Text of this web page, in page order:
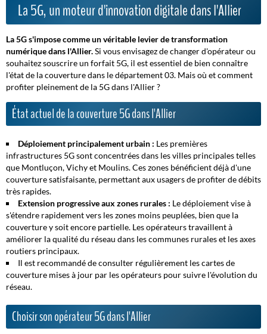
La 5G, un moteur d'innovation digitale dans l'Allier
La 5G s'impose comme un véritable levier de transformation
numérique dans l'Allier.Si vous envisagez de changer d'opérateur ou
souhaitez souscrire un forfait 5G, il est essentiel de bien connaître
l'état de la couverture dans le département 03. Mais où et comment
profiter pleinement de la 5G dans l'Allier ?
État actuel de la couverture 5G dans l'Allier
Déploiement principalement urbain : Les premières
infrastructures 5G sont concentrées dans les villes principales telles
que Montluçon, Vichy et Moulins. Ces zones bénéficient déjà d'une
couverture satisfaisante, permettant aux usagers de profiter de débits
très rapides.
Extension progressive aux zones rurales : Le déploiement vise à
s'étendre rapidement vers les zones moins peuplées, bien que la
couverture y soit encore partielle. Les opérateurs travaillent à
améliorer la qualité du réseau dans les communes rurales et les axes
routiers principaux.
Il est recommandé de consulter régulièrement les cartes de
couverture mises à jour par les opérateurs pour suivre l'évolution du
réseau.
Choisir son opérateur 5G dans l'Allier